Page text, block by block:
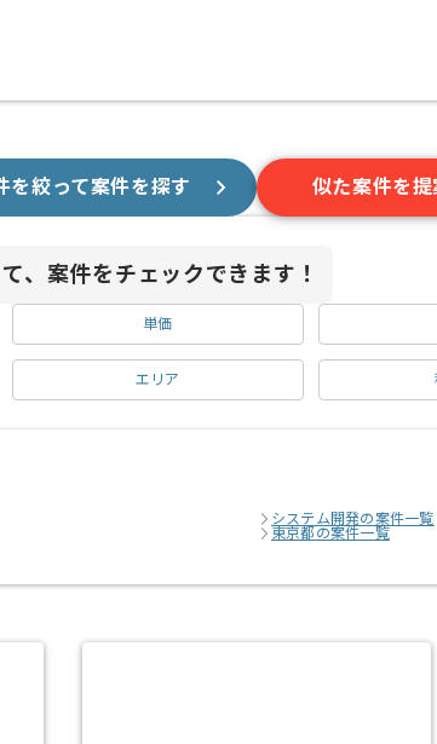
を絞って案件を探す 似た案件を提
、案件をチェックできます！
単価
エリア
システム開発の案件一覧
東京都の案件一覧